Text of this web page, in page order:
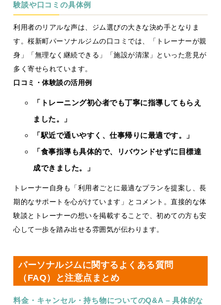
験談や口コミの具体例
利用者のリアルな声は、ジム選びの大きな決め手となりま
す。桜新町パーソナルジムの口コミでは、「トレーナーが親
身」「無理なく継続できる」「施設が清潔」といった意見が
多く寄せられています。
口コミ・体験談の活用例
「トレーニング初心者でも丁寧に指導してもらえ
ました。」
「駅近で通いやすく、仕事帰りに最適です。」
「食事指導も具体的で、リバウンドせずに目標達
成できました。」
トレーナー自身も「利用者ごとに最適なプランを提案し、長
期的なサポートを心がけています」とコメント。直接的な体
験談とトレーナーの想いを掲載することで、初めての方も安
心して一歩を踏み出せる雰囲気が伝わります。
パーソナルジムに関するよくある質問
（FAQ）と注意点まとめ
料金・キャンセル・持ち物についてのQ&A – 具体的な